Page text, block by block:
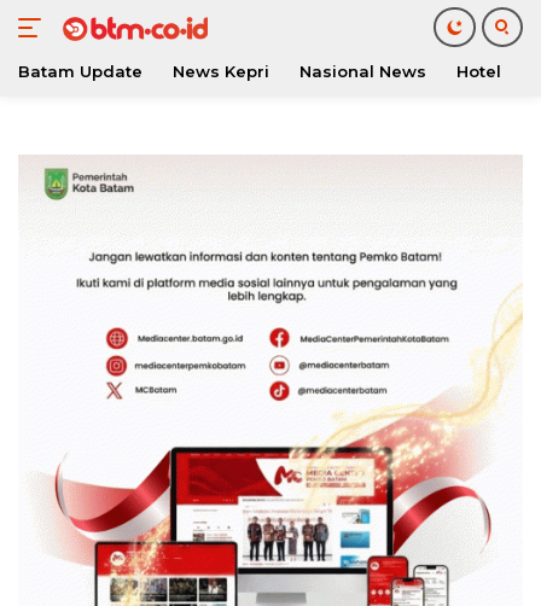
konten
Batam Update News Kepri Nasional News Hotel